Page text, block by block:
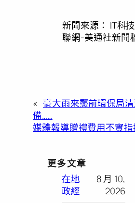
新聞來源： IT科
聯網-美通社新聞
« 豪大雨來襲前環保局
備……
媒體報導贈禮費用不實
更多文章
在地
政經
8 月 10,
2026